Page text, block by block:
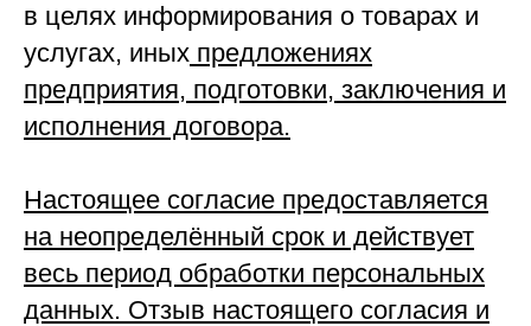
в целях информирования о товарах и
услугах, иных предложениях
предприятия, подготовки, заключения и
исполнения договора.
Настоящее согласие предоставляется
на неопределённый срок и действует
весь период обработки персональных
данных. Отзыв настоящего согласия и